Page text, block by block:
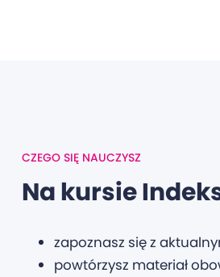
CZEGO SIĘ NAUCZYSZ
Na kursie
zapoznasz się z
powtórzysz materiał